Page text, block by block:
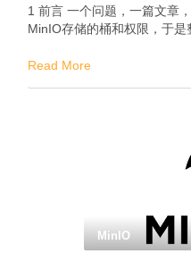
1 前言 一个问题，一篇文章
MinIO存储的桶和权限，于是
Read More
MinIO